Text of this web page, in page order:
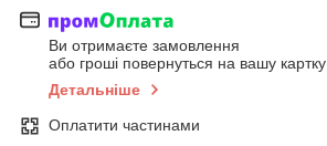
Ви отримаєте замовлення
або гроші повернуться на вашу картку
Детальніше
Оплатити частинами